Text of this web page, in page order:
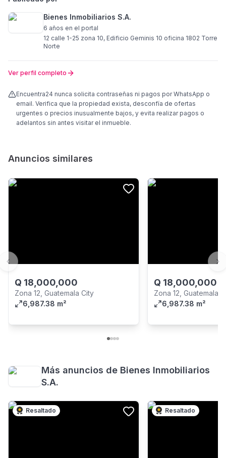
Bienes Inmobiliarios S.A.
6 años en el portal
12 calle 1-25 zona 10, Edificio Geminis 10 oficina 1802 Torre
Norte
Ver perfil completo
Encuentra24 nunca solicita contraseñas ni pagos por WhatsApp o
email. Verifica que la propiedad exista, desconfía de ofertas
urgentes o precios inusualmente bajos, y evita realizar pagos o
adelantos sin antes visitar el inmueble.
Anuncios similares
Q 18,000,000
Zona 12, Guatemala City
6,987.38 m²
Q 18,000,000
Zona 12, Guatemala
6,987.38 m²
Previous slide
Más anuncios de Bienes Inmobiliarios
S.A.
Resaltado Resaltado